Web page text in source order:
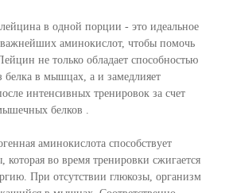
в одной порции - это идеальное
аминокислот, чтобы помочь
не только обладает способностью
белка в мышцах, а и замедлияет
интенсивных тренировок за счет
белков .
аминокислота способствует
которая во время тренировки сжигается
При отсутствии глюкозы, организм